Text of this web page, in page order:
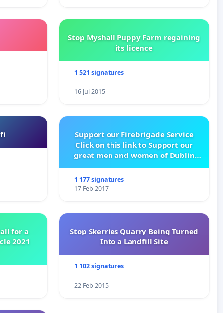
Stop Myshall Puppy Farm regaining
its licence
1 521 signatures
16 Jul 2015
Support our Firebrigade Service
Click on this link to Support our
great men and women of Dublin
1 177 signatures
17 Feb 2017
for a
2021
Stop Skerries Quarry Being Turned
Into a Landfill Site
1 102 signatures
22 Feb 2015